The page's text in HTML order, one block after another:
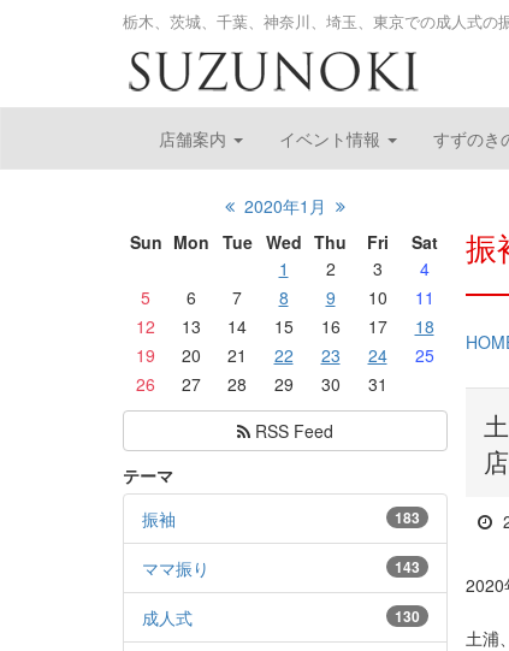
栃木、茨城、千葉、神奈川、埼玉、東京での成人式
店舗案内 イベント情報 すずのき
2020年1月
Sun Mon Tue Wed Thu Fri
Sat
1
2 3
4
5
6 7 8 9 10
11
12
13 14 15 16 17
18
19
20 21 22 23 24
25
26
27 28 29 30
31
RSS Feed
テーマ
183
振袖
143
ママ振り
130
成人式
振
店
2020
土浦